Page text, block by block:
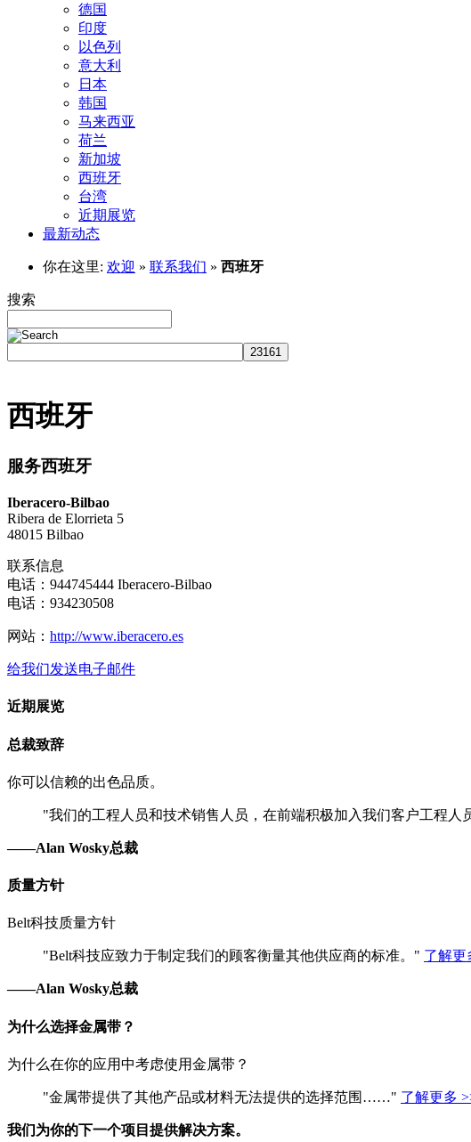
德国
印度
以色列
意大利
日本
韩国
马来西亚
荷兰
新加坡
西班牙
台湾
近期展览
最新动态
你在这里: 欢迎 » 联系我们 » 西班牙
搜索
西班牙
服务西班牙
Iberacero-Bilbao
Ribera de Elorrieta 5
48015 Bilbao
联系信息
电话：944745444 Iberacero-Bilbao
电话：934230508
网站： http://www.iberacero.es
给我们发送电子邮件
近期展览
总裁致辞
你可以信赖的出色品质。
"我们的工程人员和技术销售人员，在前端积极加入我们客户工程
——Alan Wosky总裁
质量方针
Belt科技质量方针
"Belt科技应致力于制定我们的顾客衡量其他供应商的标准。" 了解更
——Alan Wosky总裁
为什么选择金属带？
为什么在你的应用中考虑使用金属带？
"金属带提供了其他产品或材料无法提供的选择范围……" 了解更多
我们为你的下一个项目提供解决方案。